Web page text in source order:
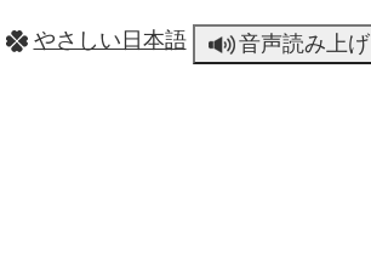
やさしい日本語 音声読み上げ